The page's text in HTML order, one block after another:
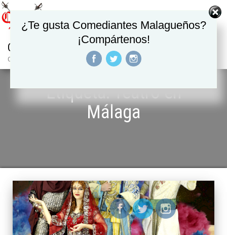
COMEDIANTES MALAGUEÑOS TEATRO
Compañía de teatro
Etiqueta: Teatro en
Málaga
¿Te gusta Comediantes Malagueños?
¡Compártenos!